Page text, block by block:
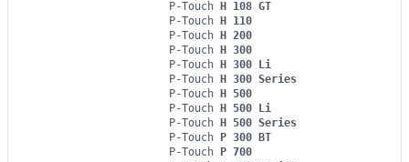
P-Touch H 108 GT
P-Touch H 110
P-Touch H 200
P-Touch H 300
P-Touch H 300 Li
P-Touch H 300 Series
P-Touch H 500
P-Touch H 500 Li
P-Touch H 500 Series
P-Touch P 300 BT
P-Touch P 700